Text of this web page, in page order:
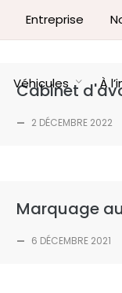
Entreprise
Véhicules À
Cabinet
— 2 DÉCEMBRE 2022
Marquage
— 6 DÉCEMBRE 2021